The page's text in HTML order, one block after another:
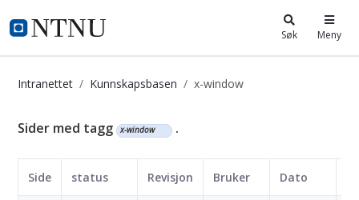
i.ntnu.no Søk Meny
Intranettet Kunnskapsbasen x-window
Kunnskapsbasen
Sider med tagg x-window .
Side status Revisjon Bruker Dato